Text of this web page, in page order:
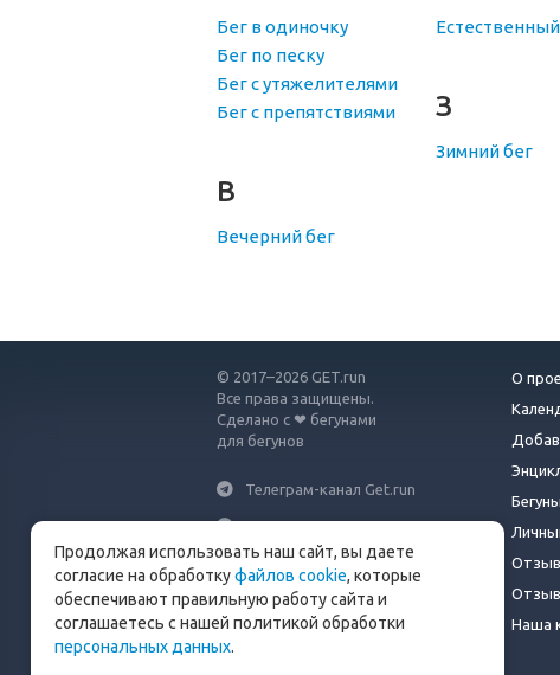
Бег в одиночку
Бег по песку
Бег с утяжелителями
Бег с препятствиями
В
Вечерний бег
З
Зимний бег
© 2017–2026 GET.run
Все права защищены.
Сделано с ❤ бегунами
для бегунов
Телеграм-канал Get.run
Беговой чат в Телеграм
info@get.run
О
Наша
Продолжая использовать наш сайт, вы даете
согласие на обработкуфайлов cookie, которые
обеспечивают правильную работу сайта и
соглашаетесь с нашей политикой обработки
персональных данных.